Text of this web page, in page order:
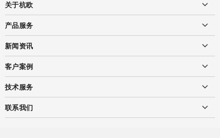
关于杭欧
产品服务
新闻资讯
客户案例
技术服务
联系我们